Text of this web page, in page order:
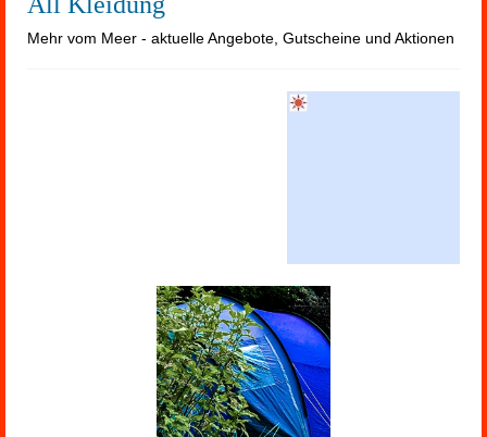
Mehr vom Meer - aktuelle Angebote, Gutscheine und Aktionen